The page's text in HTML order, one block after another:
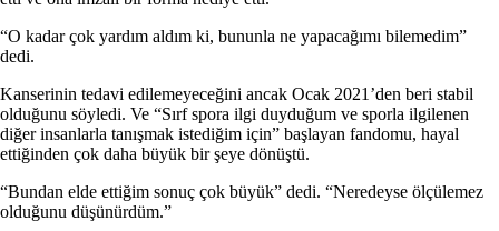
“O kadar çok yardım aldım ki, bununla ne yapacağımı bilemedim”
dedi.
Kanserinin tedavi edilemeyeceğini ancak Ocak 2021’den beri stabil
olduğunu söyledi. Ve “Sırf spora ilgi duyduğum ve sporla ilgilenen
diğer insanlarla tanışmak istediğim için” başlayan fandomu, hayal
ettiğinden çok daha büyük bir şeye dönüştü.
“Bundan elde ettiğim sonuç çok büyük” dedi. “Neredeyse ölçülemez
olduğunu düşünürdüm.”